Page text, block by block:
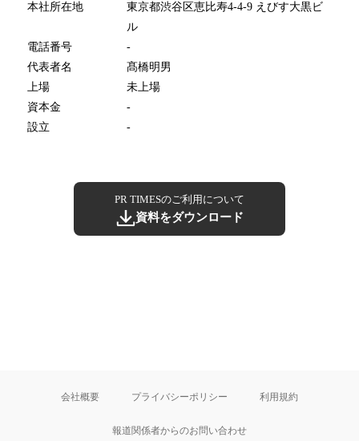
本社所在地
東京都渋谷区恵比寿4-4-9 えびす大黒ビ
ル
電話番号
-
代表者名
髙橋明男
上場
未上場
資本金
-
設立
-
PR TIMESのご利用について
資料をダウンロード
会社概要 プライバシーポリシー 利用規約
報道関係者からのお問い合わせ